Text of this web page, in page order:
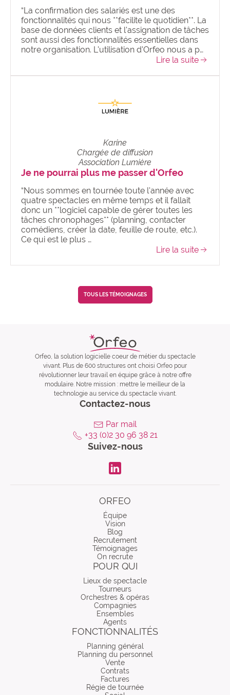
“La confirmation des salariés est une des
fonctionnalités qui nous **facilite le quotidien**. La
base de données clients et l'assignation de tâches
sont aussi des fonctionnalités essentielles dans
notre organisation. L'utilisation d'Orfeo nous a p…
Lire la suite
Karine
Chargée de diffusion
Association Lumière
Je ne pourrai plus me passer d'Orfeo
“Nous sommes en tournée toute l'année avec
quatre spectacles en même temps et il fallait
donc un **logiciel capable de gérer toutes les
tâches chronophages** (planning, contacter
comédiens, créer la date, feuille de route, etc.).
Ce qui est le plus …
Lire la suite
TOUS LES TÉMOIGNAGES
Orfeo, la solution logicielle coeur de métier du spectacle
vivant. Plus de 600 structures ont choisi Orfeo pour
révolutionner leur travail en équipe grâce à notre offre
modulaire. Notre mission : mettre le meilleur de la
technologie au service du spectacle vivant.
Contactez-nous
Par mail
+33 (0)2 30 96 38 21
Suivez-nous
ORFEO
Équipe
Vision
Blog
Recrutement
Témoignages
On recrute
POUR QUI
Lieux de spectacle
Tourneurs
Orchestres & opéras
Compagnies
Ensembles
Agents
FONCTIONNALITÉS
Planning général
Planning du personnel
Vente
Contrats
Factures
Régie de tournée